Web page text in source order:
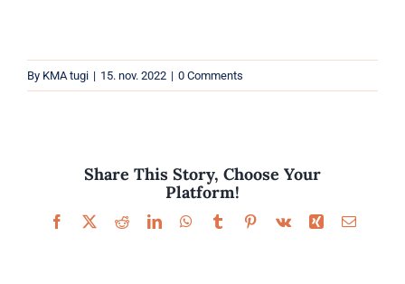
Kaubamärgid
By KMA tugi | 15. nov. 2022 | 0 Comments
Share This Story, Choose Your
Platform!
Facebook
X RedditLinkedInWhatsApp
TumblrPinterest
Vk Xing Email